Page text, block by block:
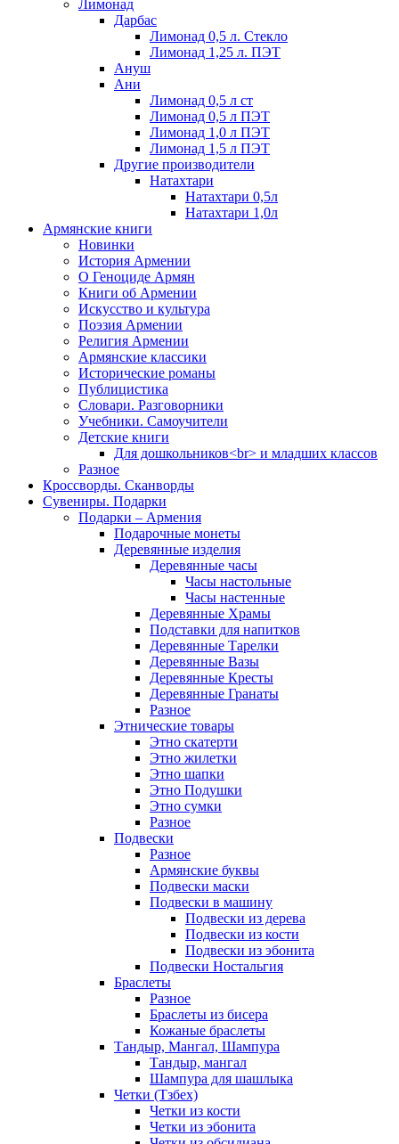
Лимонад
Дарбас
Лимонад 0,5 л. Стекло
Лимонад 1,25 л. ПЭТ
Ануш
Ани
Лимонад 0,5 л ст
Лимонад 0,5 л ПЭТ
Лимонад 1,0 л ПЭТ
Лимонад 1,5 л ПЭТ
Другие производители
Натахтари
Натахтари 0,5л
Натахтари 1,0л
Армянские книги
Новинки
История Армении
О Геноциде Армян
Книги об Армении
Иcкусство и культура
Поэзия Армении
Религия Армении
Армянские классики
Исторические романы
Публицистика
Словари. Разговорники
Учебники. Самоучители
Детские книги
Для дошкольников<br> и младших классов
Разное
Кроссворды. Сканворды
Сувениры. Подарки
Подарки – Армения
Подарочные монеты
Деревянные изделия
Деревянные часы
Часы настольные
Часы настенные
Деревянные Храмы
Подставки для напитков
Деревянные Тарелки
Деревянные Вазы
Деревянные Кресты
Деревянные Гранаты
Разное
Этнические товары
Этно скатерти
Этно жилетки
Этно шапки
Этно Подушки
Этно сумки
Разное
Подвески
Разное
Армянские буквы
Подвески маски
Подвески в машину
Подвески из дерева
Подвески из кости
Подвески из эбонита
Подвески Ностальгия
Браслеты
Разное
Браслеты из бисера
Кожаные браслеты
Тандыр, Мангал, Шампура
Тандыр, мангал
Шампура для шашлыка
Четки (Тзбех)
Четки из кости
Четки из эбонита